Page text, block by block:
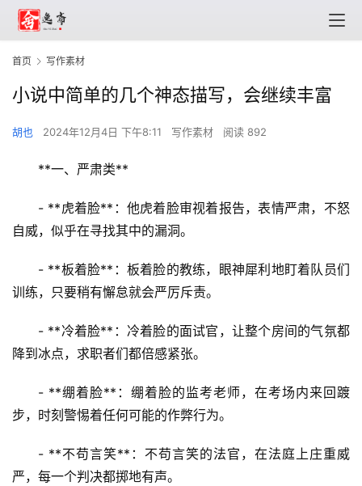
首页 写作素材
小说中简单的几个神态描写，会继续丰富
胡也 2024年12月4日 下午8:11 写作素材 阅读 892
**一、严肃类**
- **虎着脸**：他虎着脸审视着报告，表情严肃，不怒
自威，似乎在寻找其中的漏洞。
- **板着脸**：板着脸的教练，眼神犀利地盯着队员们
训练，只要稍有懈怠就会严厉斥责。
- **冷着脸**：冷着脸的面试官，让整个房间的气氛都
降到冰点，求职者们都倍感紧张。
- **绷着脸**：绷着脸的监考老师，在考场内来回踱
步，时刻警惕着任何可能的作弊行为。
- **不苟言笑**：不苟言笑的法官，在法庭上庄重威
严，每一个判决都掷地有声。